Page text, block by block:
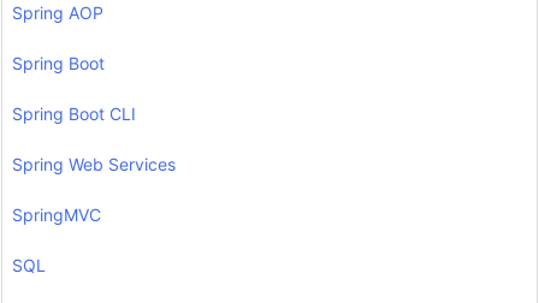
Spring AOP
Spring Boot
Spring Boot CLI
Spring Web Services
SpringMVC
SQL